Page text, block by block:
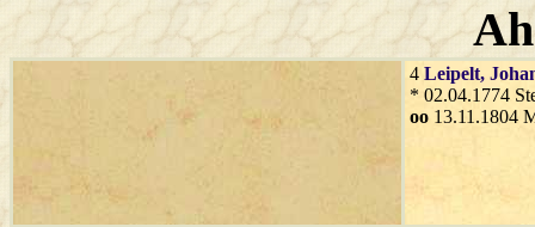
4 Leipelt,
* 02.04.1774
oo 13.11.1804